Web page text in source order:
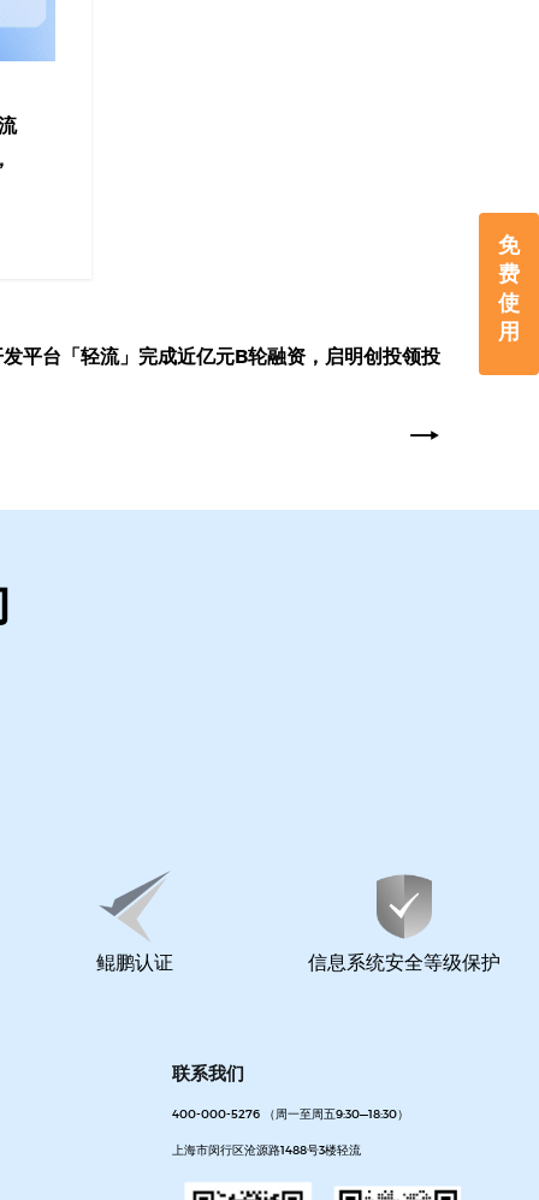
免
费
使
用
平台「轻流」完成近亿元B轮融资，启明创投领投
鲲鹏认证 信息系统安全等级保护
联系我们
400-000-5276 （周一至周五9:30—18:30）
上海市闵行区沧源路1488号3楼轻流